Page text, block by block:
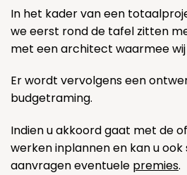
In het kader van een
we eerst rond de tafel zitten
met een architect waarmee
Er wordt vervolgens een
budgetraming.
Indien u akkoord gaat met de
werken inplannen en kan u
aanvragen eventuele premies.